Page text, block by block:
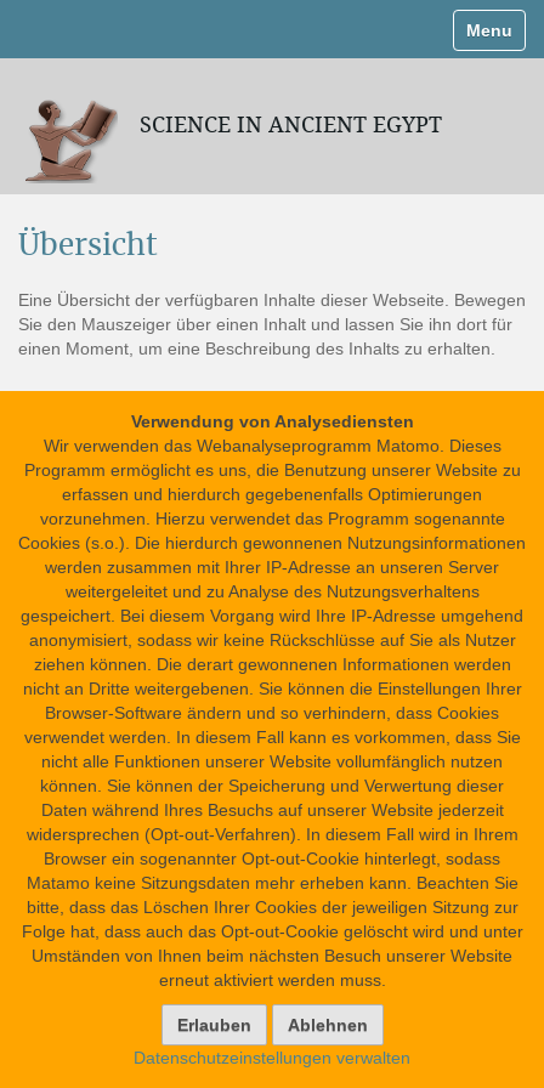
SCIENCE IN ANCIENT EGYPT
Übersicht
Eine Übersicht der verfügbaren Inhalte dieser Webseite. Bewegen
Sie den Mauszeiger über einen Inhalt und lassen Sie ihn dort für
einen Moment, um eine Beschreibung des Inhalts zu erhalten.
Verwendung von Analysediensten
Wir verwenden das Webanalyseprogramm Matomo. Dieses
Programm ermöglicht es uns, die Benutzung unserer Website zu
erfassen und hierdurch gegebenenfalls Optimierungen
vorzunehmen. Hierzu verwendet das Programm sogenannte
Cookies (s.o.). Die hierdurch gewonnenen Nutzungsinformationen
werden zusammen mit Ihrer IP-Adresse an unseren Server
weitergeleitet und zu Analyse des Nutzungsverhaltens
gespeichert. Bei diesem Vorgang wird Ihre IP-Adresse umgehend
anonymisiert, sodass wir keine Rückschlüsse auf Sie als Nutzer
ziehen können. Die derart gewonnenen Informationen werden
nicht an Dritte weitergebenen. Sie können die Einstellungen Ihrer
Browser-Software ändern und so verhindern, dass Cookies
verwendet werden. In diesem Fall kann es vorkommen, dass Sie
nicht alle Funktionen unserer Website vollumfänglich nutzen
können. Sie können der Speicherung und Verwertung dieser
Daten während Ihres Besuchs auf unserer Website jederzeit
widersprechen (Opt-out-Verfahren). In diesem Fall wird in Ihrem
Browser ein sogenannter Opt-out-Cookie hinterlegt, sodass
Matamo keine Sitzungsdaten mehr erheben kann. Beachten Sie
bitte, dass das Löschen Ihrer Cookies der jeweiligen Sitzung zur
Folge hat, dass auch das Opt-out-Cookie gelöscht wird und unter
Umständen von Ihnen beim nächsten Besuch unserer Website
erneut aktiviert werden muss.
Datenschutzeinstellungen verwalten
Impressum
Datenschutzerklärung
Barrierefreiheit
Kontakt